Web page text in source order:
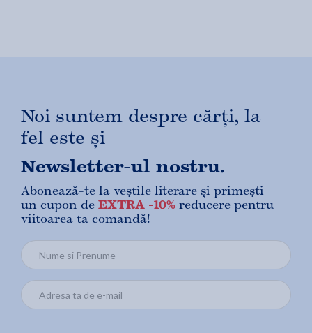
Noi suntem despre cărți, la
fel este și
Newsletter-ul nostru.
Abonează-te la veștile literare și primești
un cupon de EXTRA -10% reducere pentru
viitoarea ta comandă!